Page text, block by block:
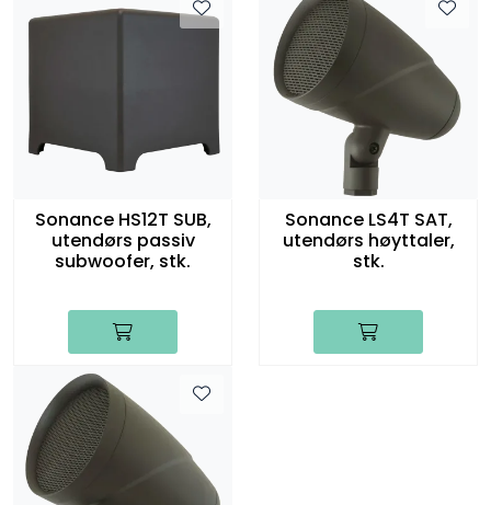
Sonance HS12T SUB,
utendørs passiv
subwoofer, stk.
Sonance LS4T SAT,
utendørs høyttaler,
stk.